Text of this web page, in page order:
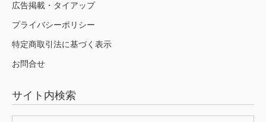
広告掲載・タイアップ
プライバシーポリシー
特定商取引法に基づく表示
お問合せ
サイト内検索